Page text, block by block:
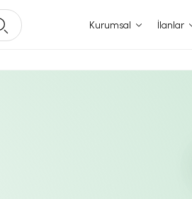
Kurumsal İlanlar